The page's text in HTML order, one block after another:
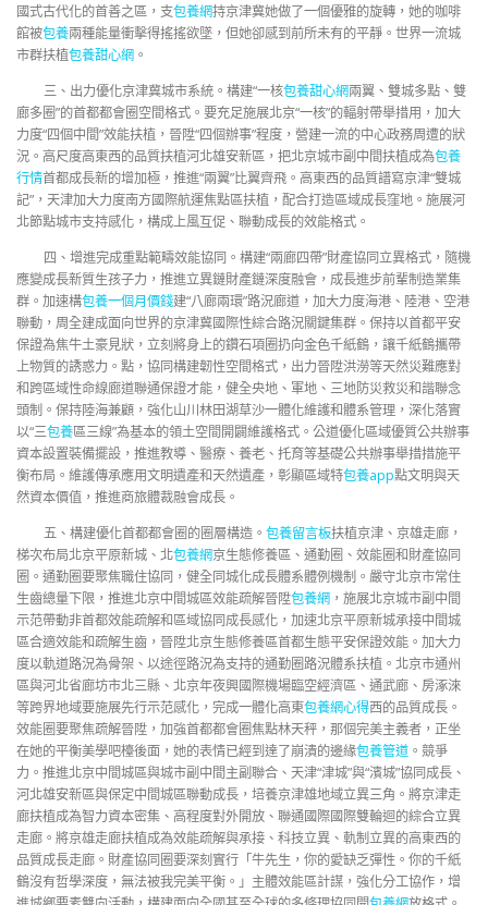
國式古代化的首善之區，支包養網持京津冀她做了一個優雅的旋轉，她的咖啡
館被包養兩種能量衝擊得搖搖欲墜，但她卻感到前所未有的平靜。世界一流城
市群扶植包養甜心網 。
三、出力優化京津冀城市系統。構建“一核包養甜心網兩翼、雙城多點、雙
廊多圈”的首都都會圈空間格式。要充足施展北京“一核”的輻射帶舉措用，加大
力度“四個中間”效能扶植，晉陞“四個辦事”程度，營建一流的中心政務周遭的狀
況。高尺度高東西的品質扶植河北雄安新區，把北京城市副中間扶植成為包養
行情首都成長新的增加極，推進“兩翼”比翼齊飛。高東西的品質譜寫京津“雙城
記”，天津加大力度南方國際航運焦點區扶植，配合打造區域成長窪地。施展河
北節點城市支持感化，構成上風互促、聯動成長的效能格式。
四、增進完成重點範疇效能協同。構建“兩廊四帶”財產協同立異格式，隨機
應變成長新質生孩子力，推進立異鏈財產鏈深度融會，成長進步前輩制造業集
群。加速構包養一個月價錢建“八廊兩環”路況廊道，加大力度海港、陸港、空港
聯動，周全建成面向世界的京津冀國際性綜合路況關鍵集群。保持以首都平安
保證為焦牛土豪見狀，立刻將身上的鑽石項圈扔向金色千紙鶴，讓千紙鶴攜帶
上物質的誘惑力。點，協同構建韌性空間格式，出力晉陞洪澇等天然災難應對
和跨區域性命線廊道聯通保證才能，健全央地、軍地、三地防災救災和諧聯念
頭制。保持陸海兼顧，強化山川林田湖草沙一體化維護和體系管理，深化落實
以“三包養區三線”為基本的領土空間開闢維護格式。公道優化區域優質公共辦事
資本設置裝備擺設，推進教導、醫療、養老、托育等基礎公共辦事舉措措施平
衡布局。維護傳承應用文明遺產和天然遺產，彰顯區域特包養app點文明與天
然資本價值，推進商旅體裁融會成長。
五、構建優化首都都會圈的圈層構造。 包養留言板扶植京津、京雄走廊，
梯次布局北京平原新城、北包養網京生態修養區、通勤圈、效能圈和財產協同
圈。通勤圈要聚焦職住協同，健全同城化成長體系體例機制。嚴守北京市常住
生齒總量下限，推進北京中間城區效能疏解晉陞包養網 ，施展北京城市副中間
示范帶動非首都效能疏解和區域協同成長感化，加速北京平原新城承接中間城
區合適效能和疏解生齒，晉陞北京生態修養區首都生態平安保證效能。加大力
度以軌道路況為骨架、以途徑路況為支持的通勤圈路況體系扶植。北京市通州
區與河北省廊坊市北三縣、北京年夜興國際機場臨空經濟區、通武廊、房涿淶
等跨界地域要施展先行示范感化，完成一體化高東包養網心得西的品質成長。
效能圈要聚焦疏解晉陞，加強首都都會圈焦點林天秤，那個完美主義者，正坐
在她的平衡美學吧檯後面，她的表情已經到達了崩潰的邊緣包養管道 。競爭
力。推進北京中間城區與城市副中間主副聯合、天津“津城”與“濱城”協同成長、
河北雄安新區與保定中間城區聯動成長，培養京津雄地域立異三角。將京津走
廊扶植成為智力資本密集、高程度對外開放、聯通國際國際雙輪迴的綜合立異
走廊。將京雄走廊扶植成為效能疏解與承接、科技立異、軌制立異的高東西的
品質成長走廊。財產協同圈要深刻實行「牛先生，你的愛缺乏彈性。你的千紙
鶴沒有哲學深度，無法被我完美平衡。」主體效能區計謀，強化分工協作，增